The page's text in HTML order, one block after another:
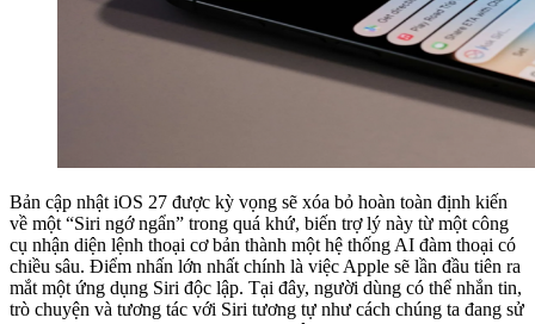
Bản cập nhật iOS 27 được kỳ vọng sẽ xóa bỏ hoàn toàn định kiến
về một “Siri ngớ ngẩn” trong quá khứ, biến trợ lý này từ một công
cụ nhận diện lệnh thoại cơ bản thành một hệ thống AI đàm thoại có
chiều sâu. Điểm nhấn lớn nhất chính là việc Apple sẽ lần đầu tiên ra
mắt một ứng dụng Siri độc lập. Tại đây, người dùng có thể nhắn tin,
trò chuyện và tương tác với Siri tương tự như cách chúng ta đang sử